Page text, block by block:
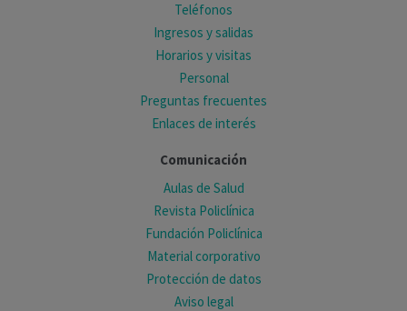
Teléfonos
Ingresos y salidas
Horarios y visitas
Personal
Preguntas frecuentes
Enlaces de interés
Comunicación
Aulas de Salud
Revista Policlínica
Fundación Policlínica
Material corporativo
Protección de datos
Aviso legal